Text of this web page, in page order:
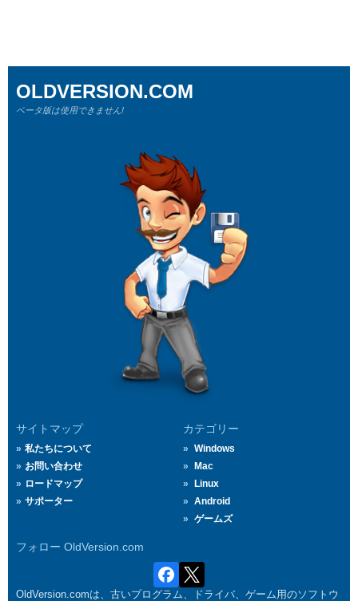
サイトマップ
私たちについて
お問い合わせ
ロードマップ
サポーター
カテゴリー
Windows
Mac
Linux
Android
ゲームズ
フォロー OldVersion.com
OLDVERSION.COM
ベータ版は使用できません!
OldVersion.comは、古いプログラム、ドライバ、ゲーム用のソフトウ